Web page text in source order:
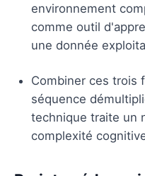
environnement
comme outil
une donnée
Combiner ces trois
séquence
technique traite un
complexité